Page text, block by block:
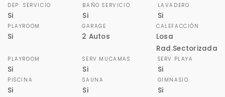
DEP. SERVICIO
Si
BAÑO SERVICIO
Si
LAVADERO
Si
PLAYROOM
Si
GARAGE
2 Autos
CALEFACCIÓN
Losa
Rad.Sectorizada
PLAYROOM
Si
SERV.MUCAMAS
Si
SERV.PLAYA
Si
PISCINA
Si
SAUNA
Si
GIMNASIO
Si